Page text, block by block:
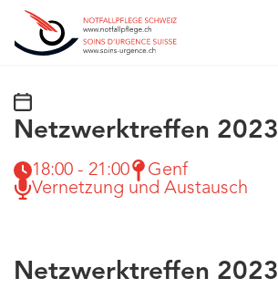
Netzwerktreffen 2023
18:00 - 21:00
Genf
Vernetzung und Austausch
Netzwerktreffen 2023